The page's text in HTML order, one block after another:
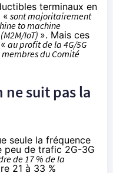
terminaux en
« sont majoritairement
to machine
IoT) ». Mais ces
au profit de la 4G/5G
du Comité
suit pas la
seule la fréquence
peu de trafic 2G-3G
de 17 % de la
21 à 33 %